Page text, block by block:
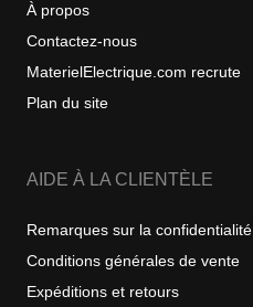
À propos
Contactez-nous
MaterielElectrique.com recrute
Plan du site
AIDE À LA CLIENTÈLE
Remarques sur la confidentialité
Conditions générales de vente
Expéditions et retours